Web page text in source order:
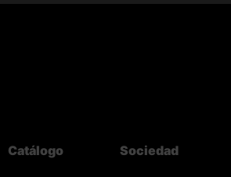
Catálogo Sociedad